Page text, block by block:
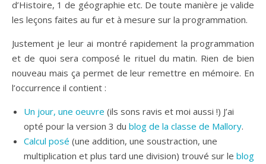
d’Histoire, 1 de géographie etc. De toute manière je valide
les leçons faites au fur et à mesure sur la programmation.
Justement je leur ai montré rapidement la programmation
et de quoi sera composé le rituel du matin. Rien de bien
nouveau mais ça permet de leur remettre en mémoire. En
l’occurrence il contient :
Un jour, une oeuvre (ils sons ravis et moi aussi !) J’ai
opté pour la version 3 du blog de la classe de Mallory.
Calcul posé (une addition, une soustraction, une
multiplication et plus tard une division) trouvé sur le blog